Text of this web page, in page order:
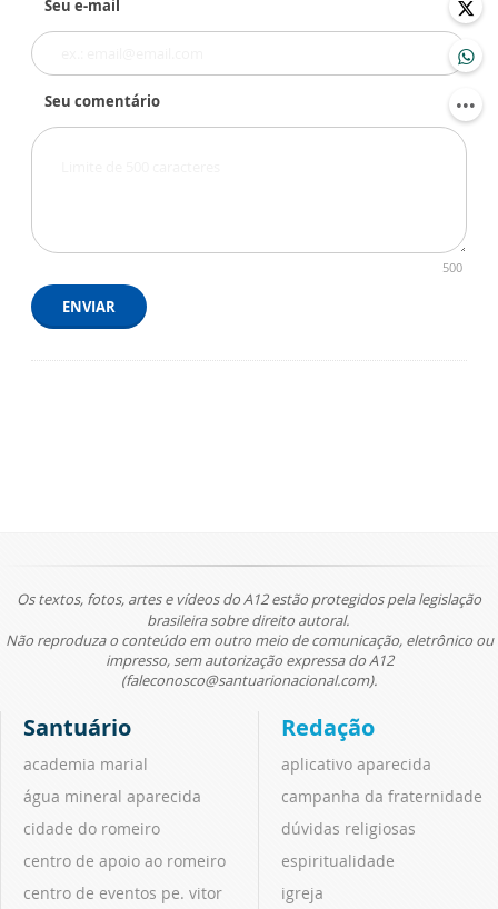
Seu e-mail
Seu comentário
500
ENVIAR
Os textos, fotos, artes e vídeos do A12 estão protegidos pela legislação
brasileira sobre direito autoral.
Não reproduza o conteúdo em outro meio de comunicação, eletrônico ou
impresso, sem autorização expressa do A12
(faleconosco@santuarionacional.com).
Santuário
academia marial
água mineral aparecida
cidade do romeiro
centro de apoio ao romeiro
centro de eventos pe. vitor
Redação
aplicativo aparecida
campanha da fraternidade
dúvidas religiosas
espiritualidade
igreja